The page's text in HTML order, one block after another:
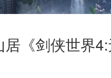
《剑侠世界